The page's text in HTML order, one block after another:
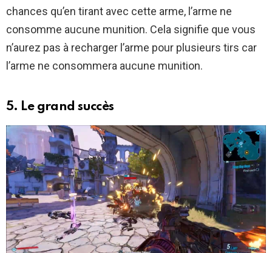
chances qu’en tirant avec cette arme, l’arme ne
consomme aucune munition. Cela signifie que vous
n’aurez pas à recharger l’arme pour plusieurs tirs car
l’arme ne consommera aucune munition.
5. Le grand succès